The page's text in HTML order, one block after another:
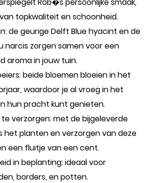
topkwaliteit en schoonheid.
de geurige Delft Blue hyacint en de
narcis zorgen samen voor een
aroma in jouw tuin.
beide bloemen bloeien in het
waardoor je al vroeg in het
hun pracht kunt genieten.
te verzorgen: met de bijgeleverde
het planten en verzorgen van deze
een fluitje van een cent.
in beplanting: ideaal voor
borders, en potten.